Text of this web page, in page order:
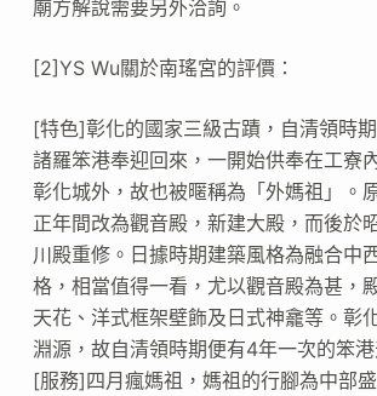
廟方解說需要另外洽詢。
[2]YS Wu關於南瑤宮的評價：
[特色]彰化的國家三級古蹟，自清領時
諸羅笨港奉迎回來，一開始供奉在工寮
彰化城外，故也被暱稱為「外媽祖」。
正年間改為觀音殿，新建大殿，而後於
川殿重修。日據時期建築風格為融合中
格，相當值得一看，尤以觀音殿為甚，
天花、洋式框架壁飾及日式神龕等。彰
淵源，故自清領時期便有4年一次的笨港
[服務]四月瘋媽祖，媽祖的行腳為中部